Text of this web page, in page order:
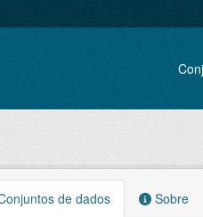
de dados Sobre